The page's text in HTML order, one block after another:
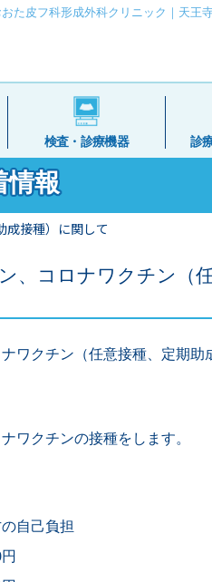
た皮フ科形成外科クリニック｜天王
検査・診療機器 診
情報
成接種）に関して
、コロナワクチン（
ワクチン（任意接種、定期助
ワクチンの接種をします。
自己負担
円